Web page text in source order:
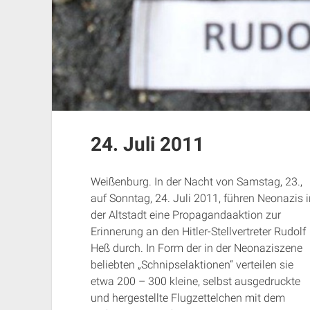
24. Juli 2011
Weißenburg. In der Nacht von Samstag, 23.,
auf Sonntag, 24. Juli 2011, führen Neonazis
der Altstadt eine Propagandaaktion zur
Erinnerung an den Hitler-Stellvertreter Rudolf
Heß durch. In Form der in der Neonaziszene
beliebten „Schnipselaktionen“ verteilen sie
etwa 200 – 300 kleine, selbst ausgedruckte
und hergestellte Flugzettelchen mit dem